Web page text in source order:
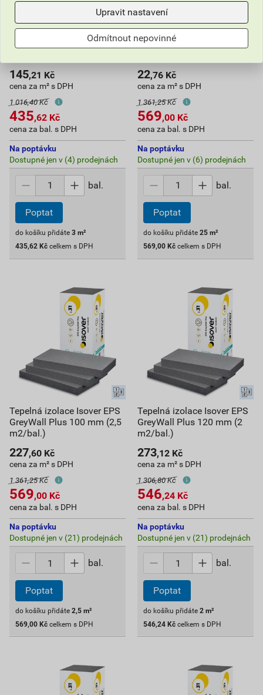
Tepelná izolace Isover EPS
70 F 80 mm (3 m2/bal.)
145,21 Kč
cena za m² s DPH
1 016,40 Kč
435,62 Kč
cena za bal. s DPH
Na poptávku
Dostupné jen v (4) prodejnách
bal.
Poptat
do košíku přidáte 3 m²
435,62 Kč celkem s DPH
Tepelná izolace Isover EPS
GreyWall Plus 10 mm (25
22,76 Kč
cena za m² s DPH
1 361,25 Kč
569,00 Kč
cena za bal. s DPH
Na poptávku
Dostupné jen v (6) prodejnách
bal.
Poptat
do košíku přidáte 25 m²
569,00 Kč celkem s DPH
Tepelná izolace Isover EPS
GreyWall Plus 100 mm (2,5
m2/bal.)
227,60 Kč
cena za m² s DPH
1 361,25 Kč
569,00 Kč
cena za bal. s DPH
Na poptávku
Dostupné jen v (21) prodejnách
bal.
Poptat
do košíku přidáte 2,5 m²
569,00 Kč celkem s DPH
Tepelná izolace Isover EPS
GreyWall Plus 120 mm (2
m2/bal.)
273,12 Kč
cena za m² s DPH
1 306,80 Kč
546,24 Kč
cena za bal. s DPH
Na poptávku
Dostupné jen v (21) prodejnách
bal.
Poptat
do košíku přidáte 2 m²
546,24 Kč celkem s DPH
Upravit nastavení
Odmítnout nepovinné